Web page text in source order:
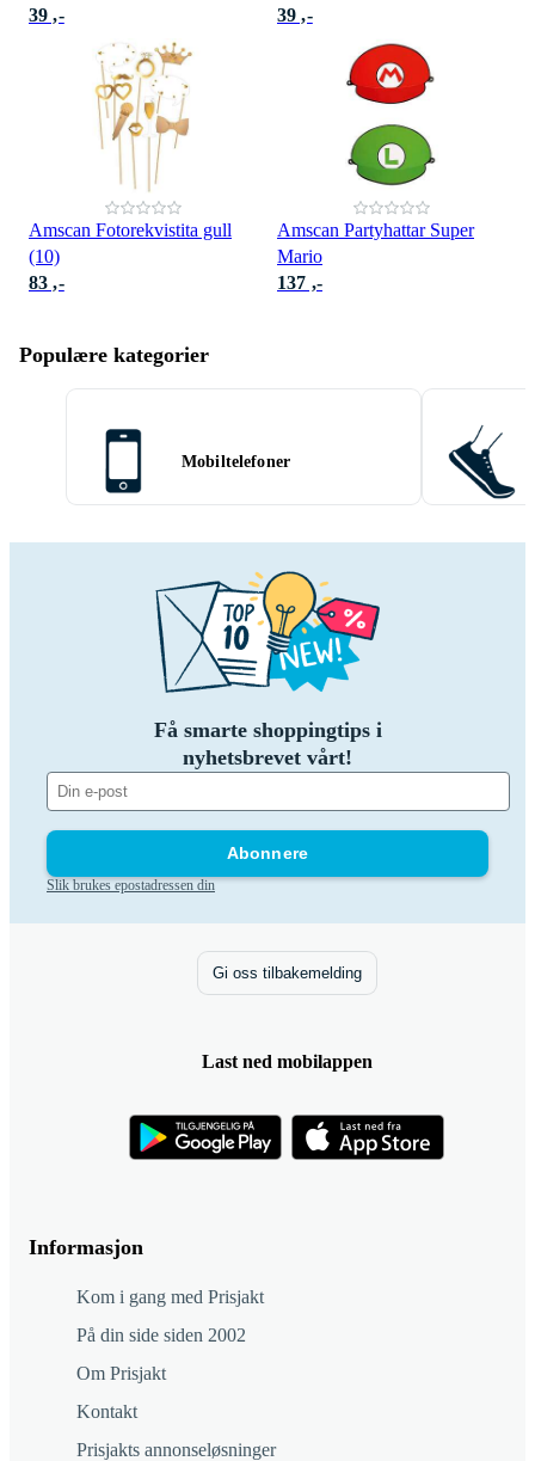
39 ,-
39 ,-
Amscan Fotorekvistita gull
(10)
83 ,-
Amscan Partyhattar Super
Mario
137 ,-
Populære kategorier
Mobiltelefoner
Få smarte shoppingtips i
nyhetsbrevet vårt!
Abonnere
Slik brukes epostadressen din
Informasjon
Kom i gang med Prisjakt
På din side siden 2002
Om Prisjakt
Kontakt
Prisjakts annonseløsninger
Gi oss tilbakemelding
Last ned mobilappen